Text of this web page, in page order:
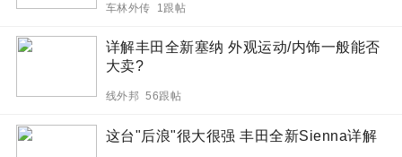
车林外传 1跟帖
详解丰田全新塞纳 外观运动/内饰一般能否
大卖?
线外邦 56跟帖
这台"后浪"很大很强 丰田全新Sienna详解